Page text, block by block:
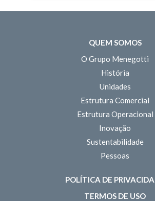
QUEM SOMOS
O Grupo Menegotti
História
Unidades
Estrutura Comercial
Estrutura Operacional
Inovação
Sustentabilidade
Pessoas
POLÍTICA DE
TERMOS DE USO